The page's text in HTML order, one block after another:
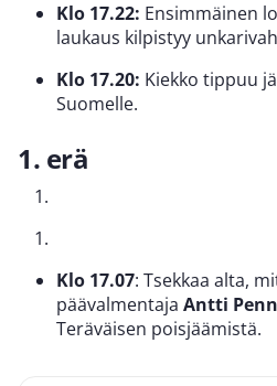
Klo 17.22: Ensimmäinen
laukaus kilpistyy
Klo 17.20: Kiekko tippuu
Suomelle.
1. erä
Klo 17.07: Tsekkaa alta,
päävalmentaja Antti
Teräväisen poisjäämistä.